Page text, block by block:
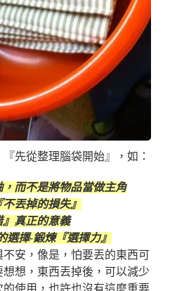
先從整理腦袋開始』，如：
而不是將物品當做主角
丟掉的損失』
』真正的意義
選擇-鍛煉『選擇力』
安，像是，怕要丟的東西可
想，東西丟掉後，可以減少